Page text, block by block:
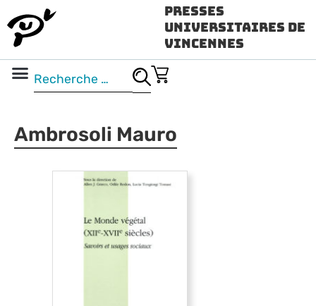
Presses
Universitaires de
Vincennes
Ambrosoli Mauro